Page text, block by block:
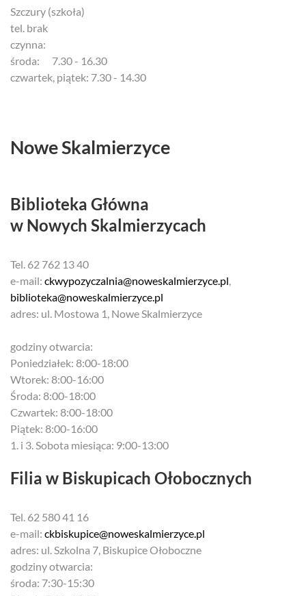
Szczury (szkoła)
tel. brak
czynna:
środa: 7.30 - 16.30
czwartek, piątek: 7.30 - 14.30
Nowe Skalmierzyce
Biblioteka Główna
w Nowych Skalmierzycach
Tel. 62 762 13 40
e-mail: ckwypozyczalnia@noweskalmierzyce.pl,
biblioteka@noweskalmierzyce.pl
adres: ul. Mostowa 1, Nowe Skalmierzyce
godziny otwarcia:
Poniedziałek: 8:00-18:00
Wtorek: 8:00-16:00
Środa: 8:00-18:00
Czwartek: 8:00-18:00
Piątek: 8:00-16:00
1. i 3. Sobota miesiąca: 9:00-13:00
Filia w Biskupicach Ołobocznych
Tel. 62 580 41 16
e-mail: ckbiskupice@noweskalmierzyce.pl
adres: ul. Szkolna 7, Biskupice Ołoboczne
godziny otwarcia:
środa: 7:30-15:30